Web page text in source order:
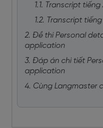
1.1. Transcript tiếng
1.2. Transcript
2. Đề thi Personal
application
3. Đáp án chi tiết
application
4. Cùng Langmaster